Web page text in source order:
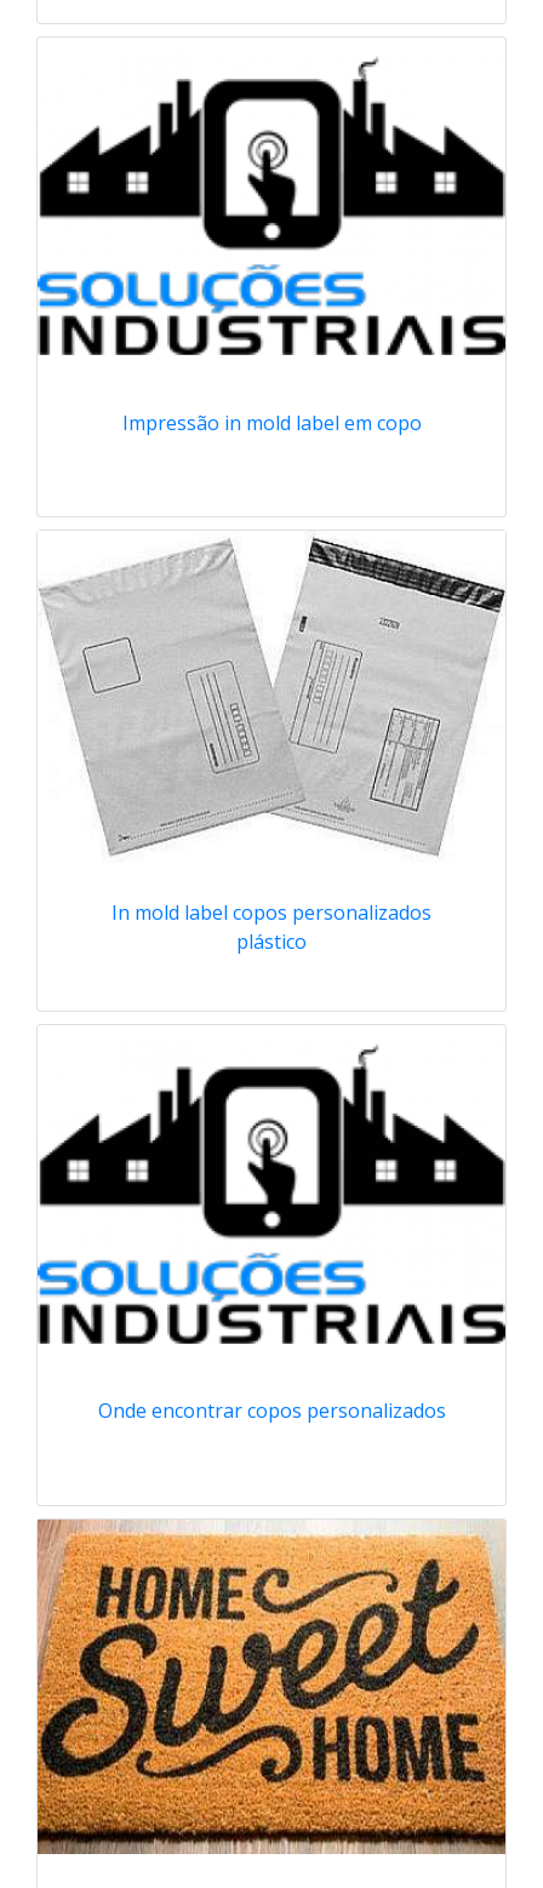
Impressão in mold label em copo
In mold label copos personalizados
plástico
Onde encontrar copos personalizados